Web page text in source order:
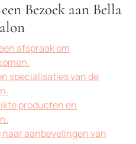
Bezoek aan Bella
afspraak om
specialisaties van de
producten en
aanbevelingen van